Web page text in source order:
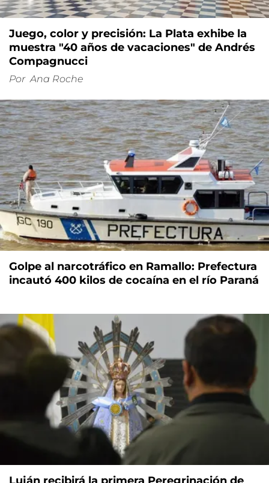
Juego, color y precisión: La Plata exhibe la
muestra "40 años de vacaciones" de Andrés
Compagnucci
Por Ana Roche
Golpe al narcotráfico en Ramallo: Prefectura
incautó 400 kilos de cocaína en el río Paraná